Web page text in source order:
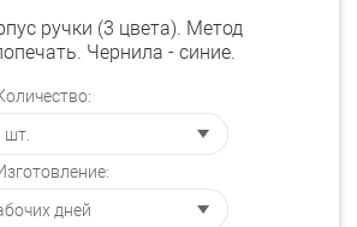
ручки (3 цвета). Метод
Чернила - синие.